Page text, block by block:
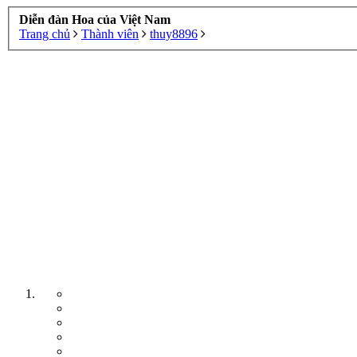
Diễn đàn Hoa của Việt Nam
Trang chủ
Thành viên thuy8896